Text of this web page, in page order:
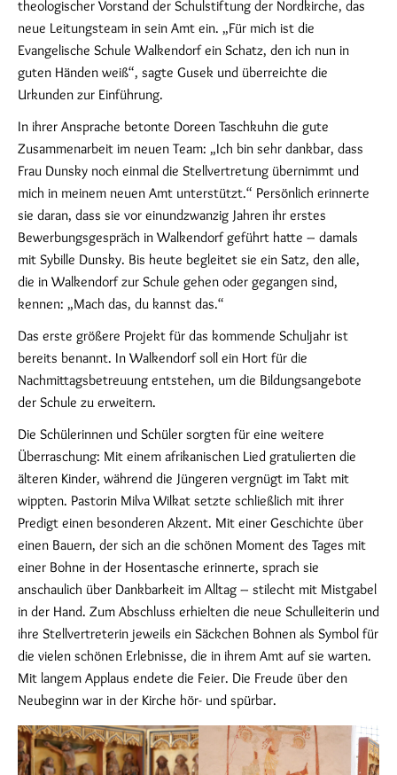
theologischer Vorstand der Schulstiftung der Nordkirche, das
neue Leitungsteam in sein Amt ein. „Für mich ist die
Evangelische Schule Walkendorf ein Schatz, den ich nun in
guten Händen weiß“, sagte Gusek und überreichte die
Urkunden zur Einführung.
In ihrer Ansprache betonte Doreen Taschkuhn die gute
Zusammenarbeit im neuen Team: „Ich bin sehr dankbar, dass
Frau Dunsky noch einmal die Stellvertretung übernimmt und
mich in meinem neuen Amt unterstützt.“ Persönlich erinnerte
sie daran, dass sie vor einundzwanzig Jahren ihr erstes
Bewerbungsgespräch in Walkendorf geführt hatte – damals
mit Sybille Dunsky. Bis heute begleitet sie ein Satz, den alle,
die in Walkendorf zur Schule gehen oder gegangen sind,
kennen: „Mach das, du kannst das.“
Das erste größere Projekt für das kommende Schuljahr ist
bereits benannt. In Walkendorf soll ein Hort für die
Nachmittagsbetreuung entstehen, um die Bildungsangebote
der Schule zu erweitern.
Die Schülerinnen und Schüler sorgten für eine weitere
Überraschung: Mit einem afrikanischen Lied gratulierten die
älteren Kinder, während die Jüngeren vergnügt im Takt mit
wippten. Pastorin Milva Wilkat setzte schließlich mit ihrer
Predigt einen besonderen Akzent. Mit einer Geschichte über
einen Bauern, der sich an die schönen Moment des Tages mit
einer Bohne in der Hosentasche erinnerte, sprach sie
anschaulich über Dankbarkeit im Alltag – stilecht mit Mistgabel
in der Hand. Zum Abschluss erhielten die neue Schulleiterin und
ihre Stellvertreterin jeweils ein Säckchen Bohnen als Symbol für
die vielen schönen Erlebnisse, die in ihrem Amt auf sie warten.
Mit langem Applaus endete die Feier. Die Freude über den
Neubeginn war in der Kirche hör- und spürbar.